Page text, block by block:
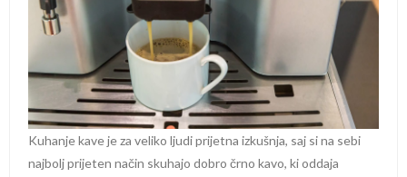
Kuhanje kave je za veliko ljudi prijetna izkušnja, saj si na sebi
najbolj prijeten način skuhajo dobro črno kavo, ki oddaja